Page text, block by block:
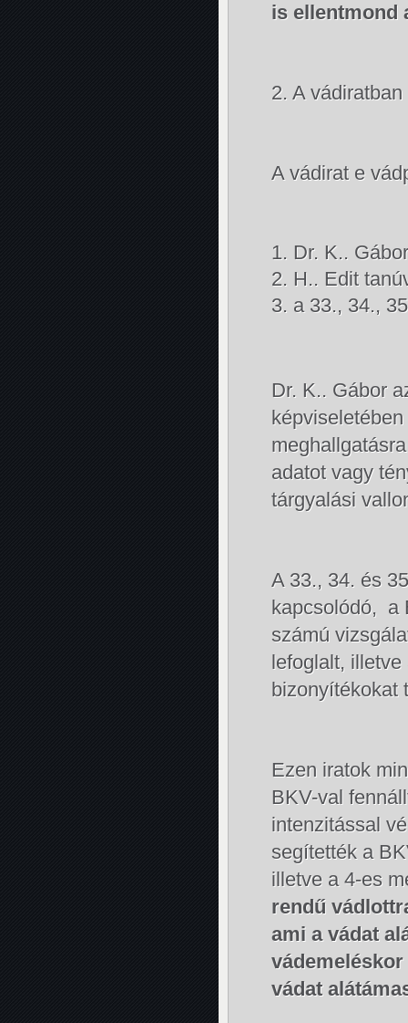
is ellentmond
2. A
A vádirat e
Dr. K..
H.. Edit
a 33., 34.,
Dr. K.. Gábor
adatot vagy
tárgyalási
A 33., 34. és
kapcsolódó, a
számú
lefoglalt,
bizonyítékokat
Ezen iratok
BKV-val
intenzitással
segítették a
illetve a 4-es
rendű
ami a vádat
vádat